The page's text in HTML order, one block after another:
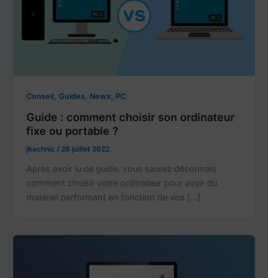
Conseil, Guides, News, PC
Guide : comment choisir son ordinateur
fixe ou portable ?
jkachnic / 28 juillet 2022
Après avoir lu ce guide, vous saurez désormais
comment choisir votre ordinateur pour avoir du
matériel performant en fonction de vos […]